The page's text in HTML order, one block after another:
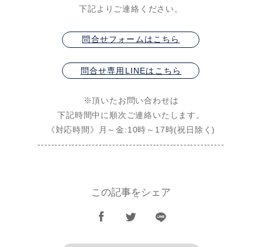
下記よりご連絡ください。
問合せフォームはこちら
問合せ専用LINEはこちら
※頂いたお問い合わせは
下記時間中に順次ご連絡いたします。
《対応時間》月～金:10時～17時(祝日除く)
-------------------------------------------------------
この記事をシェア